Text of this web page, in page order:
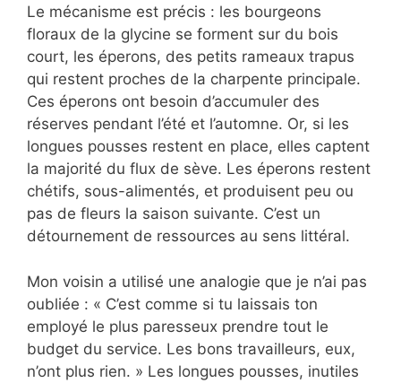
Le mécanisme est précis : les bourgeons
floraux de la glycine se forment sur du bois
court, les éperons, des petits rameaux trapus
qui restent proches de la charpente principale.
Ces éperons ont besoin d’accumuler des
réserves pendant l’été et l’automne. Or, si les
longues pousses restent en place, elles captent
la majorité du flux de sève. Les éperons restent
chétifs, sous-alimentés, et produisent peu ou
pas de fleurs la saison suivante. C’est un
détournement de ressources au sens littéral.
Mon voisin a utilisé une analogie que je n’ai pas
oubliée : « C’est comme si tu laissais ton
employé le plus paresseux prendre tout le
budget du service. Les bons travailleurs, eux,
n’ont plus rien. » Les longues pousses, inutiles